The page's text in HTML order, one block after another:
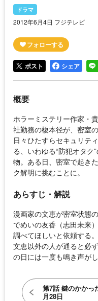
ドラマ
2012年6月4日 フジテレビ
ポスト シェア
概要
ホラーミステリー作家・
社勤務の榎本径が、密室
日々ひたすらセキュリテ
る、いわゆる“防犯オタク
物。ある日、密室で起き
ク解明に挑むことに。
あらすじ・解説
漫画家の文恵が密室状態
でめいの友香（志田未来
調べてほしいと依頼する
文恵以外の人が通ると必
の日には一度も鳴き声が
第7話 鍵のかかっ
月28日